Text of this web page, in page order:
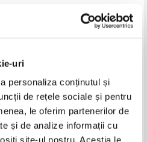
uri
personaliza conținutul și
de rețele sociale și pentru
le oferim partenerilor de
și de analize informații cu
site-ul nostru. Aceștia le